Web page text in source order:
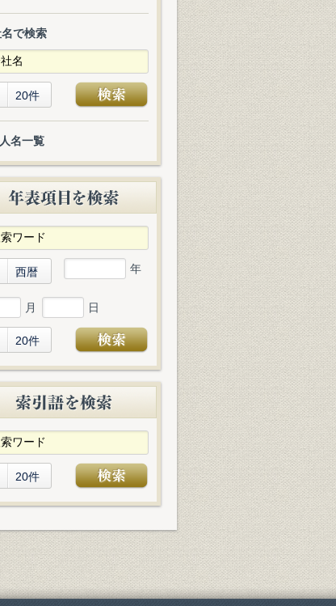
で検索
20件
人名一覧
西暦 年
月 日
20件
20件